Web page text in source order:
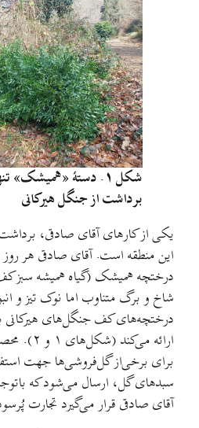
شکل ۱. دستهٔ «همیشک»
برداشت از جنگل هیرکانی
یکی ‌از کارهای آقای صادقی،
این منطقه است. آقای صادقی هر
درختچه همیشک (گیاه همیشه سبز
شاخ و برگ متناوب اما نوک تیز و
درختچه‌های کف جنگل‌های هیرکانی
ارائه
برای برخی‌از گل‌فروشی‌ها جهت
سبدهای گل، ارسال می‌شود که
آقای صادقی قرار می‌گیرد تجارت